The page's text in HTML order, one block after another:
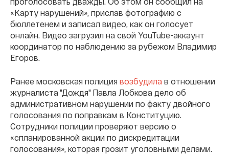
«Карту нарушений», прислав фотографию с
бюллетенем и записал видео, как он голосует
онлайн. Видео загрузил на свой YouTube-аккаунт
координатор по наблюдению за рубежом Владимир
Егоров.
Ранее московская полиция возбудила в отношении
журналиста "Дождя" Павла Лобкова дело об
административном нарушении по факту двойного
голосования по поправкам в Конституцию.
Сотрудники полиции проверяют версию о
«спланированной акции по дискредитации
голосования», которая грозит уголовными делами.